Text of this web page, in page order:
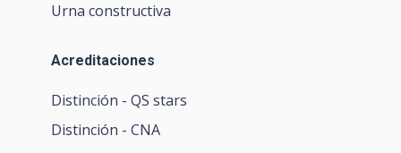
Urna constructiva
Acreditaciones
Distinción - QS stars
Distinción - CNA